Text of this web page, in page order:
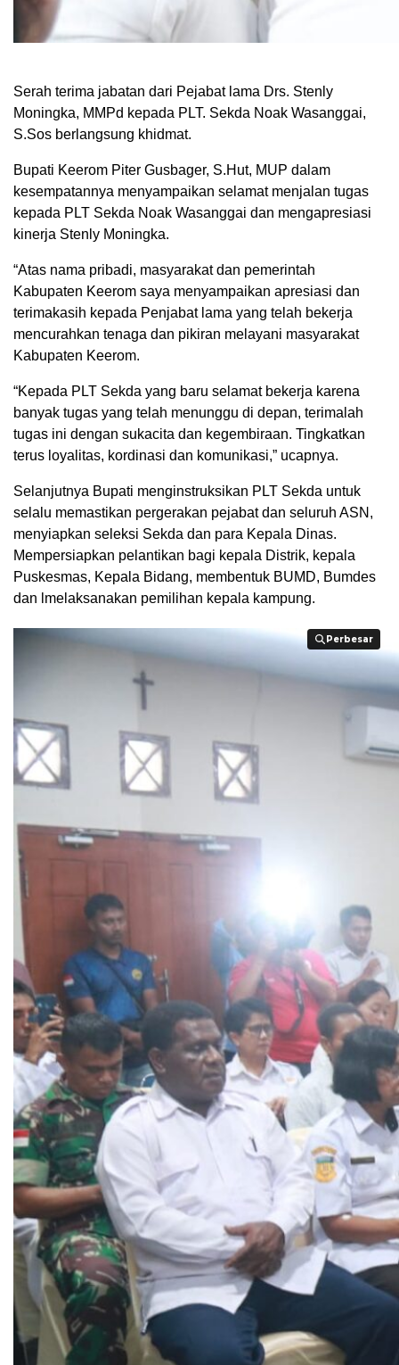
Serah terima jabatan dari Pejabat lama Drs. Stenly
Moningka, MMPd kepada PLT. Sekda Noak Wasanggai,
S.Sos berlangsung khidmat.
Bupati Keerom Piter Gusbager, S.Hut, MUP dalam
kesempatannya menyampaikan selamat menjalan tugas
kepada PLT Sekda Noak Wasanggai dan mengapresiasi
kinerja Stenly Moningka.
“Atas nama pribadi, masyarakat dan pemerintah
Kabupaten Keerom saya menyampaikan apresiasi dan
terimakasih kepada Penjabat lama yang telah bekerja
mencurahkan tenaga dan pikiran melayani masyarakat
Kabupaten Keerom.
“Kepada PLT Sekda yang baru selamat bekerja karena
banyak tugas yang telah menunggu di depan, terimalah
tugas ini dengan sukacita dan kegembiraan. Tingkatkan
terus loyalitas, kordinasi dan komunikasi,” ucapnya.
Selanjutnya Bupati menginstruksikan PLT Sekda untuk
selalu memastikan pergerakan pejabat dan seluruh ASN,
menyiapkan seleksi Sekda dan para Kepala Dinas.
Mempersiapkan pelantikan bagi kepala Distrik, kepala
Puskesmas, Kepala Bidang, membentuk BUMD, Bumdes
dan lmelaksanakan pemilihan kepala kampung.
Perbesar
Perbesar